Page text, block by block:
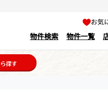
お
物件検索 物件一覧